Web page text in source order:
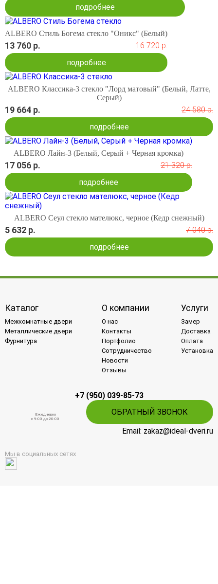
подробнее
ALBERO Стиль Богема стекло "Оникс" (Белый)
13 760 р.
16 720 р.
подробнее
ALBERO Классика-3 стекло "Лорд матовый" (Белый, Латте,
Серый)
19 664 р.
24 580 р.
подробнее
ALBERO Лайн-3 (Белый, Серый + Черная кромка)
17 056 р.
21 320 р.
подробнее
ALBERO Сеул стекло мателюкс, черное (Кедр снежный)
5 632 р.
7 040 р.
подробнее
Каталог
Межкомнатные двери
Металлические двери
Фурнитура
О компании
О нас
Контакты
Портфолио
Сотрудничество
Новости
Отзывы
Услуги
Замер
Доставка
Оплата
Установка
+7 (950) 039-85-73
Ежедневно
c 9:00 до 20:00
ОБРАТНЫЙ ЗВОНОК
Email: zakaz@ideal-dveri.ru
Мы в социальных сетях